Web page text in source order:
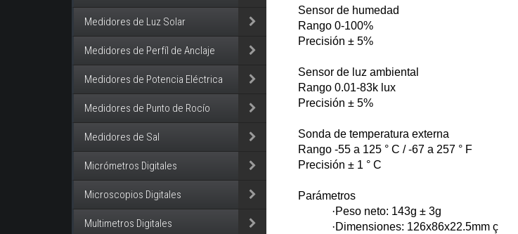
Medidores de Luz Solar
Medidores de Perfíl de Anclaje
Medidores de Potencia Eléctrica
Medidores de Punto de Rocío
Medidores de Sal
Micrómetros Digitales
Microscopios Digitales
Multimetros Digitales
Sensor de humedad
Rango 0-100%
Precisión ± 5%
Sensor de luz ambiental
Rango 0.01-83k lux
Precisión ± 5%
Sonda de temperatura externa
Rango -55 a 125 ° C / -67 a 257 ° F
Precisión ± 1 ° C
Parámetros
·Peso neto: 143g ± 3g
·Dimensiones: 126x86x22.5mm ç